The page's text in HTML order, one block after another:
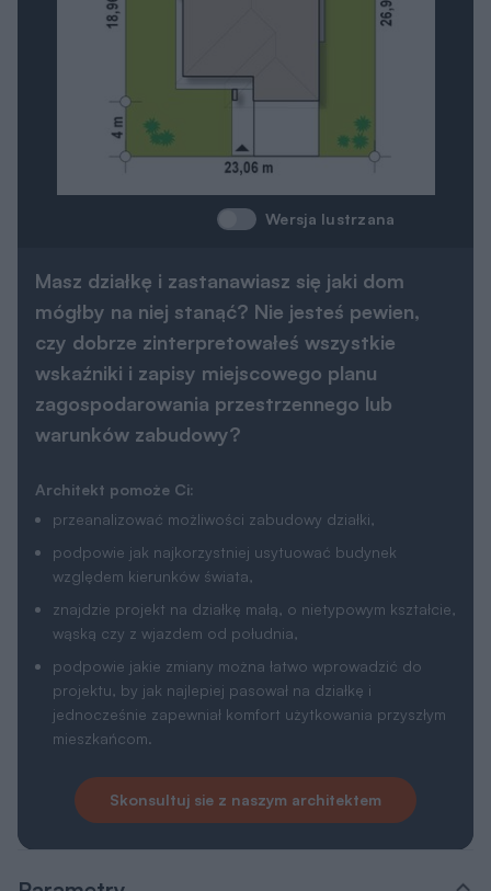
Wersja lustrzana
Masz działkę i zastanawiasz się jaki dom
mógłby na niej stanąć? Nie jesteś pewien,
czy dobrze zinterpretowałeś wszystkie
wskaźniki i zapisy miejscowego planu
zagospodarowania przestrzennego lub
warunków zabudowy?
Architekt pomoże Ci:
przeanalizować możliwości zabudowy działki,
podpowie jak najkorzystniej usytuować budynek
względem kierunków świata,
znajdzie projekt na działkę małą, o nietypowym kształcie,
wąską czy z wjazdem od południa,
podpowie jakie zmiany można łatwo wprowadzić do
projektu, by jak najlepiej pasował na działkę i
jednocześnie zapewniał komfort użytkowania przyszłym
mieszkańcom.
Skonsultuj sie z naszym architektem